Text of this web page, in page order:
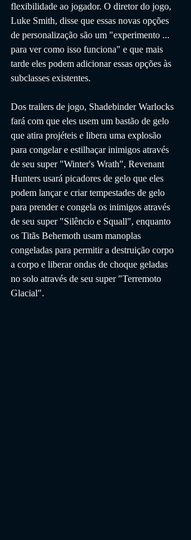
flexibilidade ao jogador. O diretor do jogo,
Luke Smith, disse que essas novas opções
de personalização são um "experimento ...
para ver como isso funciona" e que mais
tarde eles podem adicionar essas opções às
subclasses existentes.
Dos trailers de jogo, Shadebinder Warlocks
fará com que eles usem um bastão de gelo
que atira projéteis e libera uma explosão
para congelar e estilhaçar inimigos através
de seu super "Winter's Wrath", Revenant
Hunters usará picadores de gelo que eles
podem lançar e criar tempestades de gelo
para prender e congela os inimigos através
de seu super "Silêncio e Squall", enquanto
os Titãs Behemoth usam manoplas
congeladas para permitir a destruição corpo
a corpo e liberar ondas de choque geladas
no solo através de seu super "Terremoto
Glacial".